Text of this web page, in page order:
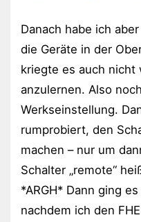
Danach habe ich
die Geräte in der
kriegte es auch
anzulernen. Also
Werkseinstellung.
rumprobiert, den
machen – nur um
Schalter „remote“
*ARGH* Dann ging
nachdem ich den